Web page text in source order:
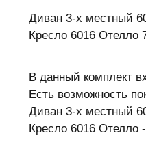
Диван 3-х местный
Кресло 6016 Отелло
В данный комплект
Есть возможность
Диван 3-х местный
Кресло 6016 Отелло